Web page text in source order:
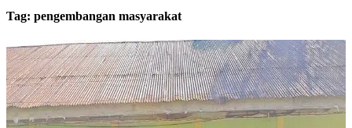
Tag: pengembangan masyarakat